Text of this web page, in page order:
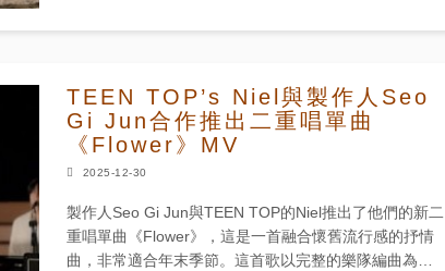
TEEN TOP’s Niel與製作人Seo
Gi Jun合作推出二重唱單曲
《Flower》MV
2025-12-30
製作人Seo Gi Jun與TEEN TOP的Niel推出了他們的新二
重唱單曲《Flower》，這是一首融合懷舊流行感的抒情
曲，非常適合年末季節。這首歌以完整的樂隊編曲為基